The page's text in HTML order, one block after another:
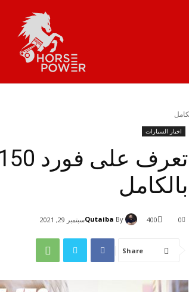
اخبار السيارات
بالكامل
By
Qutaibaسبتمبر 29, 2021 0
400
Share